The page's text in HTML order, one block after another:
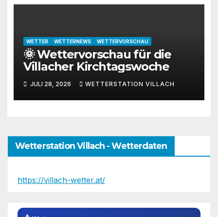
WETTER WETTERNEWS WETTERVORSCHAU
🌞 Wettervorschau für die
Villacher Kirchtagswoche
JULI 28, 2026 WETTERSTATION VILLACH
Wetterstation Villach - Wetterdaten
https://villach-wetter.at/